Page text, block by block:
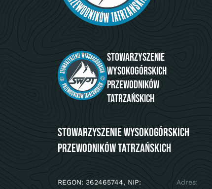
Stowarzyszenie
Wysokogórskich
Przewodników
Tatrzańskich
Stowarzyszenie Wysokogórskich
Przewodników Tatrzańskich
REGON: 362465744, NIP:
Adres: